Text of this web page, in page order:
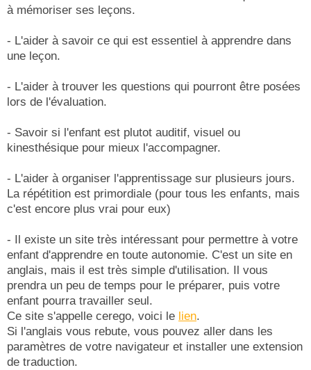
à mémoriser ses leçons.
- L'aider à savoir ce qui est essentiel à apprendre dans
une leçon.
- L'aider à trouver les questions qui pourront être posées
lors de l'évaluation.
- Savoir si l'enfant est plutot auditif, visuel ou
kinesthésique pour mieux l'accompagner.
- L'aider à organiser l'apprentissage sur plusieurs jours.
La répétition est primordiale (pour tous les enfants, mais
c'est encore plus vrai pour eux)
- Il existe un site très intéressant pour permettre à votre
enfant d'apprendre en toute autonomie. C'est un site en
anglais, mais il est très simple d'utilisation. Il vous
prendra un peu de temps pour le préparer, puis votre
enfant pourra travailler seul.
Ce site s'appelle cerego, voici le lien.
Si l'anglais vous rebute, vous pouvez aller dans les
paramètres de votre navigateur et installer une extension
de traduction.